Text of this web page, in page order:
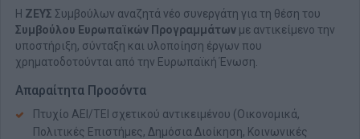
Η ΖΕΥΣ Συμβούλων αναζητά νέο συνεργάτη για τη θέση του
Συμβούλου Ευρωπαϊκών Προγραμμάτων με αντικείμενο την
υποστήριξη, σύνταξη και υλοποίηση έργων που
χρηματοδοτούνται από την Ευρωπαϊκή Ένωση.
Απαραίτητα Προσόντα
Πτυχίο ΑΕΙ/ΤΕΙ σχετικού αντικειμένου (Οικονομικά,
Πολιτικές Επιστήμες, Δημόσια Διοίκηση, Κοινωνικές